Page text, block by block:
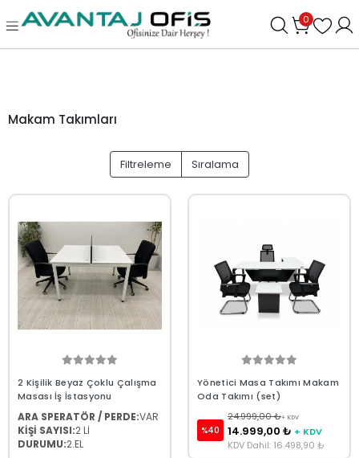
0
Makam Takımları
Filtreleme Sıralama
2 Kişilik Beyaz Çoklu Çalışma
Masası İş İstasyonu
ARA SPERATÖR / PERDE:VAR
KİŞİ SAYISI:2 Lİ
DURUMU:2.EL
Yönetici Masa Takımı Makam
Oda Takımı (set)
%40
24.999,00 ₺+ KDV
14.999,00 ₺ + KDV
KDV Dahil: 16.498,90 ₺